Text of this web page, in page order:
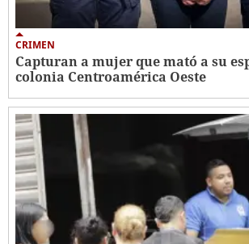
CRIMEN
Capturan a mujer que mató a su
colonia Centroamérica Oeste